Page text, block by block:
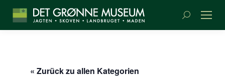
Suchen:
« Zurück zu allen Kategorien